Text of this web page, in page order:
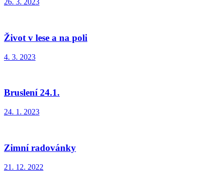
26. 3. 2023
Život v lese a na poli
4. 3. 2023
Bruslení 24.1.
24. 1. 2023
Zimní radovánky
21. 12. 2022